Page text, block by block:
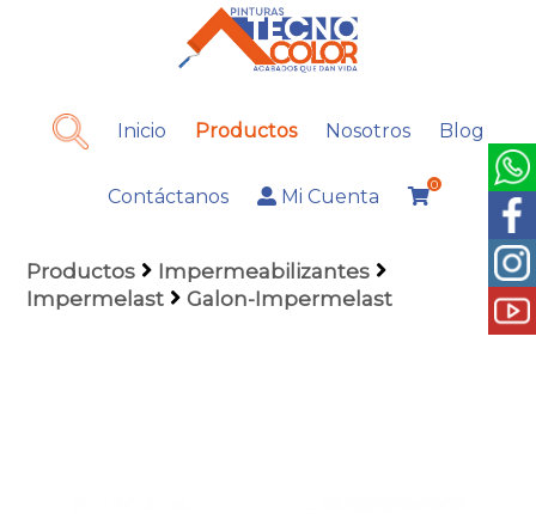
Inicio Productos Nosotros Blog
Contáctanos Mi Cuenta
0
Productos
Impermeabilizantes
Impermelast
Galon-Impermelast